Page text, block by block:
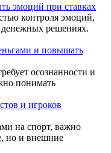
эмоций при ставках
контроля эмоций,
денежных решениях.
и повышать
осознанности и
понимать
и игроков
на спорт, важно
но и внешние